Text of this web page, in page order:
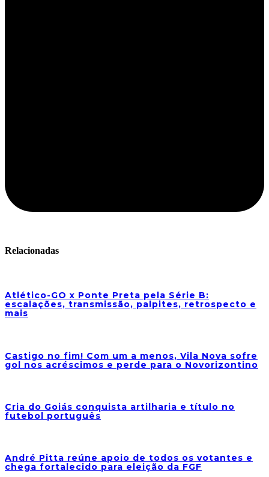
Relacionadas
Atlético-GO x Ponte Preta pela Série B:
escalações, transmissão, palpites, retrospecto e
mais
Castigo no fim! Com um a menos, Vila Nova sofre
gol nos acréscimos e perde para o Novorizontino
Cria do Goiás conquista artilharia e título no
futebol português
André Pitta reúne apoio de todos os votantes e
chega fortalecido para eleição da FGF